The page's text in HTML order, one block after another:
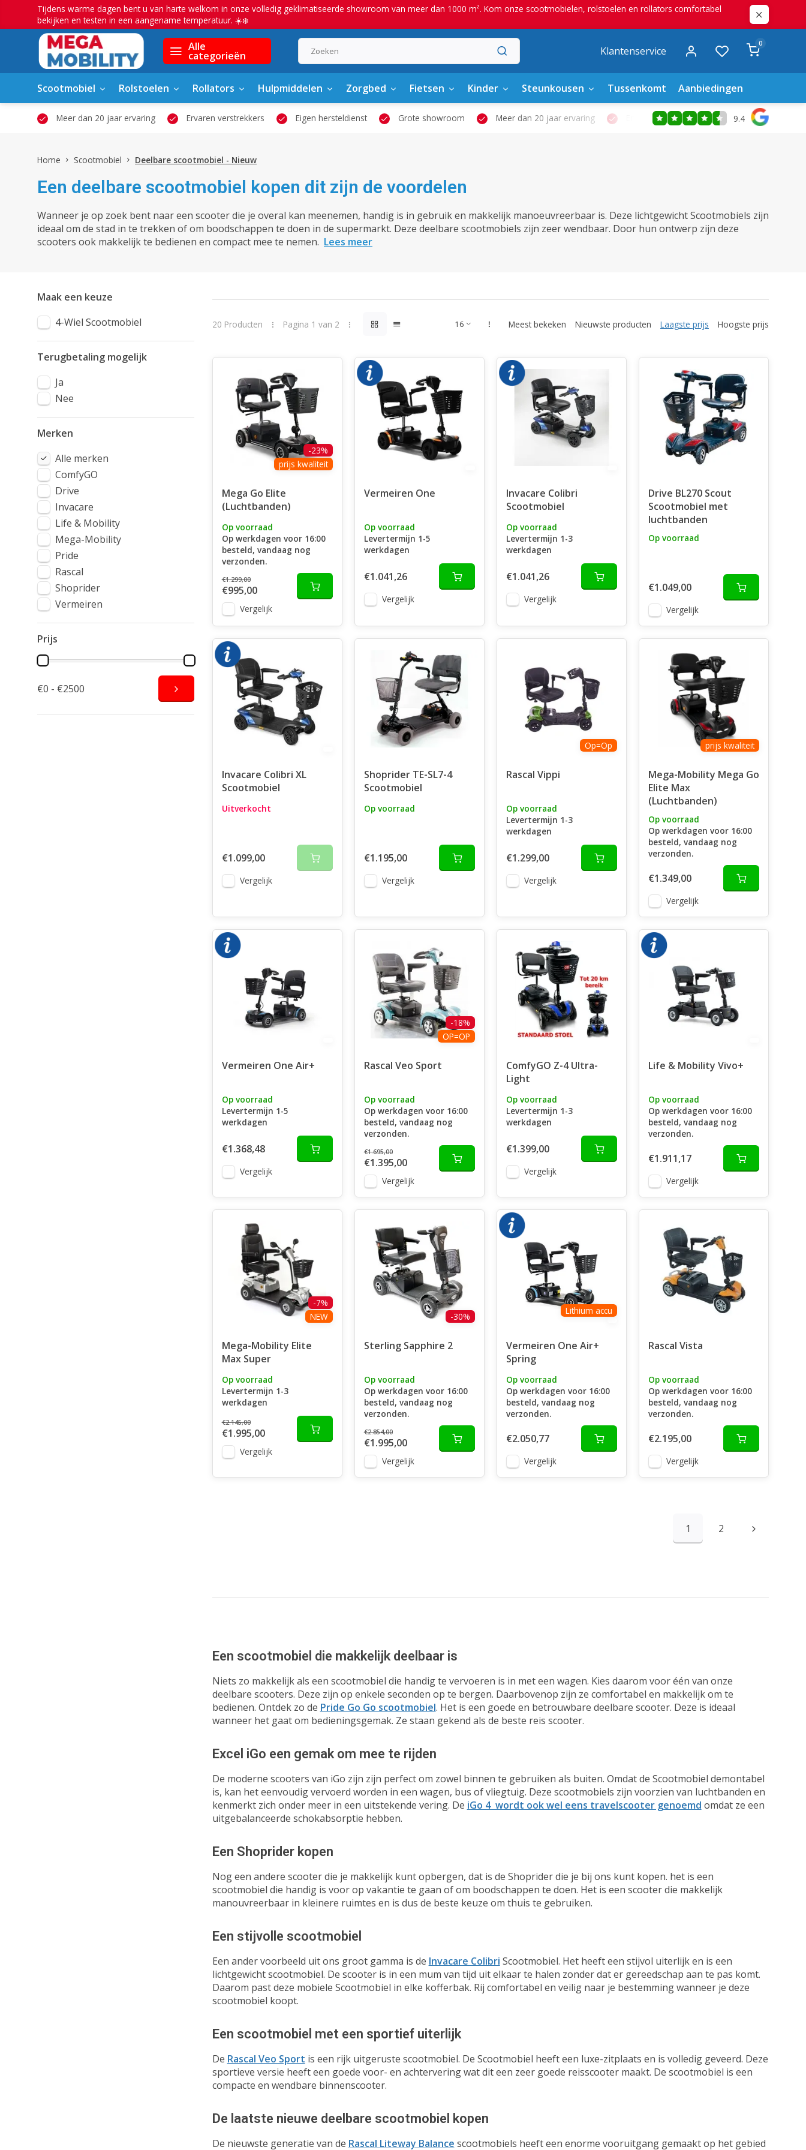
Tijdens warme dagen bent u van harte welkom in onze volledig geklimatiseerde showroom van meer dan 1000 m². Kom onze scootmobielen, rolstoelen en rollators comfortabel
bekijken en testen in een aangename temperatuur. ☀️❄️
Alle
categorieën Klantenservice
0
Scootmobiel Rolstoelen Rollators Hulpmiddelen Zorgbed Fietsen Kinder Steunkousen Tussenkomt Aanbiedingen
Meer dan 20 jaar ervaring Ervaren verstrekkers Eigen hersteldienst Grote showroom Meer dan 20 jaar ervaring Ervaren verstrekkers Eigen hersteldienst
9.4
Home Scootmobiel Deelbare scootmobiel - Nieuw
Een deelbare scootmobiel kopen dit zijn de voordelen
Wanneer je op zoek bent naar een scooter die je overal kan meenemen, handig is in gebruik en makkelijk manoeuvreerbaar is. Deze lichtgewicht Scootmobiels zijn
ideaal om de stad in te trekken of om boodschappen te doen in de supermarkt. Deze deelbare scootmobiels zijn zeer wendbaar. Door hun ontwerp zijn deze
scooters ook makkelijk te bedienen en compact mee te nemen. Lees meer
Maak een keuze
4-Wiel Scootmobiel
Terugbetaling mogelijk
Ja
Nee
Merken
Alle merken
ComfyGO
Drive
Invacare
Life & Mobility
Mega-Mobility
Pride
Rascal
Shoprider
Vermeiren
Prijs
€0 - €2500
20 Producten Pagina 1 van 2 Meest bekeken Nieuwste producten Laagste prijs Hoogste prijs
-23%
prijs kwaliteit
Mega Go Elite
(Luchtbanden)
Op voorraad
Op werkdagen voor 16:00
besteld, vandaag nog
verzonden.
€1.299,00
€995,00
Vergelijk
Vermeiren One
Op voorraad
Levertermijn 1-5
werkdagen
€1.041,26
Vergelijk
Invacare Colibri
Scootmobiel
Op voorraad
Levertermijn 1-3
werkdagen
€1.041,26
Vergelijk
Drive BL270 Scout
Scootmobiel met
luchtbanden
Op voorraad
€1.049,00
Vergelijk
Invacare Colibri XL
Scootmobiel
Uitverkocht
€1.099,00
Vergelijk
Shoprider TE-SL7-4
Scootmobiel
Op voorraad
€1.195,00
Vergelijk
Op=Op
Rascal Vippi
Op voorraad
Levertermijn 1-3
werkdagen
€1.299,00
Vergelijk
prijs kwaliteit
Mega-Mobility Mega Go
Elite Max
(Luchtbanden)
Op voorraad
Op werkdagen voor 16:00
besteld, vandaag nog
verzonden.
€1.349,00
Vergelijk
Vermeiren One Air+
Op voorraad
Levertermijn 1-5
werkdagen
€1.368,48
Vergelijk
-18%
OP=OP
Rascal Veo Sport
Op voorraad
Op werkdagen voor 16:00
besteld, vandaag nog
verzonden.
€1.695,00
€1.395,00
Vergelijk
ComfyGO Z-4 Ultra-
Light
Op voorraad
Levertermijn 1-3
werkdagen
€1.399,00
Vergelijk
Life & Mobility Vivo+
Op voorraad
Op werkdagen voor 16:00
besteld, vandaag nog
verzonden.
€1.911,17
Vergelijk
-7%
NEW
Mega-Mobility Elite
Max Super
Op voorraad
Levertermijn 1-3
werkdagen
€2.145,00
€1.995,00
Vergelijk
-30%
Sterling Sapphire 2
Op voorraad
Op werkdagen voor 16:00
besteld, vandaag nog
verzonden.
€2.854,00
€1.995,00
Vergelijk
Lithium accu
Vermeiren One Air+
Spring
Op voorraad
Op werkdagen voor 16:00
besteld, vandaag nog
verzonden.
€2.050,77
Vergelijk
Rascal Vista
Op voorraad
Op werkdagen voor 16:00
besteld, vandaag nog
verzonden.
€2.195,00
Vergelijk
1 2
Een scootmobiel die makkelijk deelbaar is
Niets zo makkelijk als een scootmobiel die handig te vervoeren is in met een wagen. Kies daarom voor één van onze
deelbare scooters. Deze zijn op enkele seconden op te bergen. Daarbovenop zijn ze comfortabel en makkelijk om te
bedienen. Ontdek zo de Pride Go Go scootmobiel. Het is een goede en betrouwbare deelbare scooter. Deze is ideaal
wanneer het gaat om bedieningsgemak. Ze staan gekend als de beste reis scooter.
Excel iGo een gemak om mee te rijden
De moderne scooters van iGo zijn zijn perfect om zowel binnen te gebruiken als buiten. Omdat de Scootmobiel demontabel
is, kan het eenvoudig vervoerd worden in een wagen, bus of vliegtuig. Deze scootmobiels zijn voorzien van luchtbanden en
kenmerkt zich onder meer in een uitstekende vering. De iGo 4 wordt ook wel eens travelscooter genoemd omdat ze een
uitgebalanceerde schokabsorptie hebben.
Een Shoprider kopen
Nog een andere scooter die je makkelijk kunt opbergen, dat is de Shoprider die je bij ons kunt kopen. het is een
scootmobiel die handig is voor op vakantie te gaan of om boodschappen te doen. Het is een scooter die makkelijk
manouvreerbaar in kleinere ruimtes en is dus de beste keuze om thuis te gebruiken.
Een stijvolle scootmobiel
Een ander voorbeeld uit ons groot gamma is de Invacare Colibri Scootmobiel. Het heeft een stijvol uiterlijk en is een
lichtgewicht scootmobiel. De scooter is in een mum van tijd uit elkaar te halen zonder dat er gereedschap aan te pas komt.
Daarom past deze mobiele Scootmobiel in elke kofferbak. Rij comfortabel en veilig naar je bestemming wanneer je deze
scootmobiel koopt.
Een scootmobiel met een sportief uiterlijk
De Rascal Veo Sport is een rijk uitgeruste scootmobiel. De Scootmobiel heeft een luxe-zitplaats en is volledig geveerd. Deze
sportieve versie heeft een goede voor- en achtervering wat dit een zeer goede reisscooter maakt. De scootmobiel is een
compacte en wendbare binnenscooter.
De laatste nieuwe deelbare scootmobiel kopen
De nieuwste generatie van de Rascal Liteway Balance scootmobiels heeft een enorme vooruitgang gemaakt op het gebied